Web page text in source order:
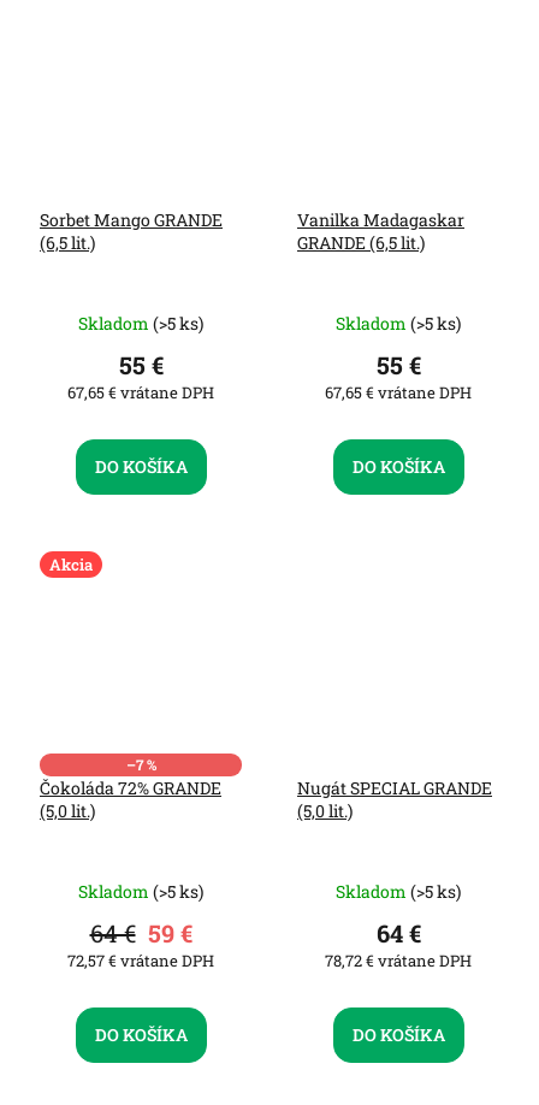
Sorbet Mango GRANDE
(6,5 lit.)
Skladom (>5 ks)
67,65 € vrátane DPH
55 €
DO KOŠÍKA
Vanilka Madagaskar
GRANDE (6,5 lit.)
Skladom (>5 ks)
67,65 € vrátane DPH
55 €
DO KOŠÍKA
Akcia
–7 %
Čokoláda 72% GRANDE
(5,0 lit.)
Skladom (>5 ks)
72,57 € vrátane DPH
59 €
64 €
DO KOŠÍKA
Nugát SPECIAL GRANDE
(5,0 lit.)
Skladom (>5 ks)
78,72 € vrátane DPH
64 €
DO KOŠÍKA